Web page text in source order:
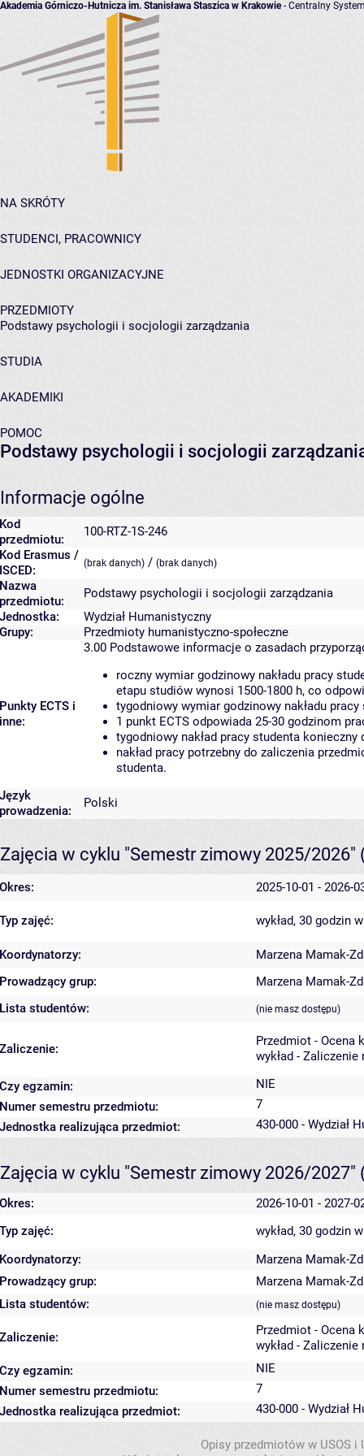
Akademia Górniczo-Hutnicza im. Stanisława Staszica w Krakowie- Centralny
NA SKRÓTY
STUDENCI, PRACOWNICY
JEDNOSTKI ORGANIZACYJNE
PRZEDMIOTY
Podstawy psychologii i socjologii zarządzania
STUDIA
AKADEMIKI
POMOC
Podstawy psychologii i socjologii
Informacje ogólne
Kod
przedmiotu:
100-RTZ-1S-246
Kod Erasmus /
ISCED:
(brak danych) / (brak danych)
Nazwa
przedmiotu:
Podstawy psychologii i socjologii zarządzania
Jednostka:
Wydział Humanistyczny
Grupy:
Przedmioty humanistyczno-społeczne
Punkty ECTS i
inne:
3.00 Podstawowe informacje o zasadach
roczny wymiar godzinowy nakładu pracy
etapu studiów wynosi 1500-1800 h, co
tygodniowy wymiar godzinowy nakładu
1 punkt ECTS odpowiada 25-30 godzinom
tygodniowy nakład pracy studenta
nakład pracy potrzebny do zaliczenia
studenta.
Język
prowadzenia:
Polski
Zajęcia w cyklu "Semestr zimowy 2025/2026"
Okres: 2025-10-01 - 2026-
Typ zajęć: wykład, 30 godzin
Koordynatorzy:
Marzena Mamak-
Prowadzący grup:
Marzena Mamak-
Lista studentów:
(nie masz dostępu)
Zaliczenie:
Przedmiot - Ocena
wykład - Zaliczenie
Czy egzamin:
NIE
Numer semestru przedmiotu:
7
Jednostka realizująca przedmiot:
430-000 - Wydział
Zajęcia w cyklu "Semestr zimowy 2026/2027"
Okres:
2026-10-01 - 2027-
Typ zajęć:
wykład, 30 godzin
Koordynatorzy:
Marzena Mamak-
Prowadzący grup:
Marzena Mamak-
Lista studentów:
(nie masz dostępu)
Zaliczenie:
Przedmiot - Ocena
wykład - Zaliczenie
Czy egzamin:
NIE
Numer semestru przedmiotu:
7
Jednostka realizująca przedmiot:
430-000 - Wydział
Opisy przedmiotów w USOS